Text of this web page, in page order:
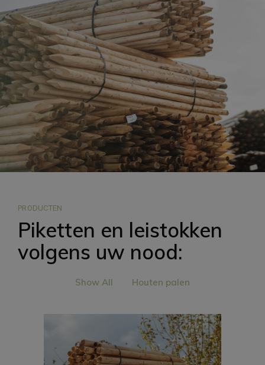
PRODUCTEN
Piketten en leistokken
volgens uw nood:
Show All Houten palen